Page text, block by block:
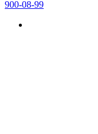
900-08-99